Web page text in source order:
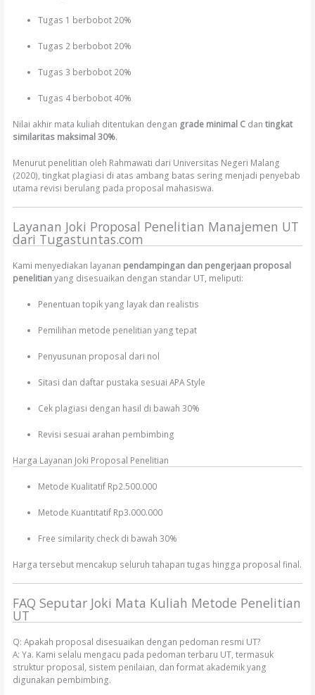
Tugas 1 berbobot 20%
Tugas 2 berbobot 20%
Tugas 3 berbobot 20%
Tugas 4 berbobot 40%
Nilai akhir mata kuliah ditentukan dengan grade minimal C dantingkat
similaritas maksimal 30%.
Menurut penelitian oleh Rahmawati dari Universitas Negeri Malang
(2020), tingkat plagiasi di atas ambang batas sering menjadi penyebab
utama revisi berulang pada proposal mahasiswa.
Layanan Joki Proposal Penelitian Manajemen UT
dari Tugastuntas.com
Kami menyediakan layanan pendampingan dan pengerjaan proposal
penelitianyang disesuaikan dengan standar UT, meliputi:
Penentuan topik yang layak dan realistis
Pemilihan metode penelitian yang tepat
Penyusunan proposal dari nol
Sitasi dan daftar pustaka sesuai APA Style
Cek plagiasi dengan hasil di bawah 30%
Revisi sesuai arahan pembimbing
Harga Layanan Joki Proposal Penelitian
Metode Kualitatif Rp2.500.000
Metode Kuantitatif Rp3.000.000
Free similarity check di bawah 30%
Harga tersebut mencakup seluruh tahapan tugas hingga proposal final.
FAQ Seputar Joki Mata Kuliah Metode Penelitian
UT
Q: Apakah proposal disesuaikan dengan pedoman resmi UT?
A: Ya. Kami selalu mengacu pada pedoman terbaru UT, termasuk
struktur proposal, sistem penilaian, dan format akademik yang
digunakan pembimbing.